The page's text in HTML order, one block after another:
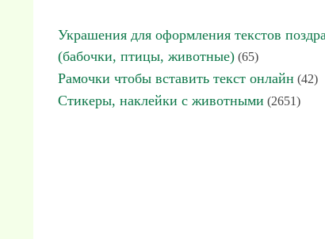
Украшения для оформления текстов
(бабочки, птицы, животные) (65)
Рамочки чтобы вставить текст онлайн (42)
Стикеры, наклейки с животными (2651)